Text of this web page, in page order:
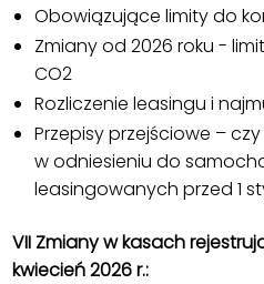
Obowiązujące limity do
Zmiany od 2026 roku -
CO2
Rozliczenie leasingu i
Przepisy przejściowe –
w odniesieniu do
leasingowanych przed 1
VII Zmiany w kasach
kwiecień 2026 r.: